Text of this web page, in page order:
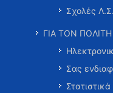
Σχολές
ΓΙΑ ΤΟΝ ΠΟΛΙΤΗ
Σας
Στατιστικά